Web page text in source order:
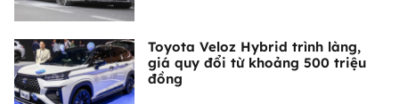
Toyota Veloz Hybrid trình làng,
giá quy đổi từ khoảng 500 triệu
đồng